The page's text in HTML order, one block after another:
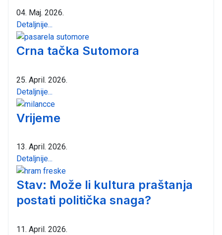
04. Maj. 2026.
Detaljnije...
Crna tačka Sutomora
25. April. 2026.
Detaljnije...
Vrijeme
13. April. 2026.
Detaljnije...
Stav: Može li kultura praštanja
postati politička snaga?
11. April. 2026.